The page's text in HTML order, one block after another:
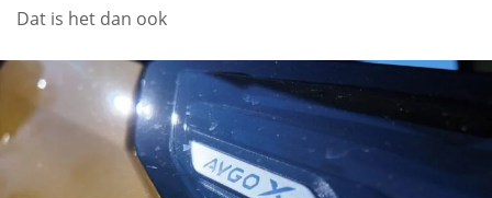
Dat is het dan ook